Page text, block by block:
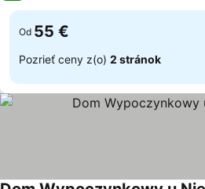
Od 55 €
Pozrieť ceny z(o) 2 stránok